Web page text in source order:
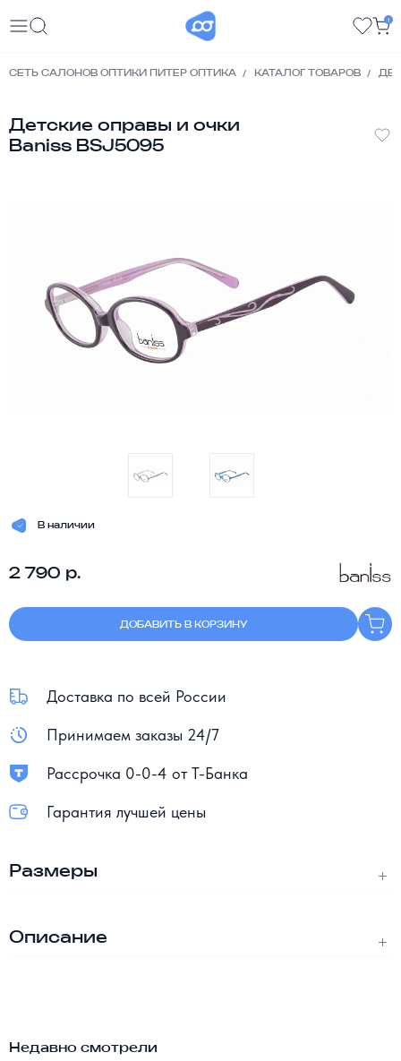
1
СЕТЬ САЛОНОВ ОПТИКИ ПИТЕР ОПТИКА КАТАЛОГ ТОВАРОВ
Детские оправы и очки
Baniss BSJ5095
В наличии
2 790 р.
ДОБАВИТЬ В КОРЗИНУ
Доставка по всей России
Принимаем заказы 24/7
Рассрочка 0-0-4 от Т-Банка
Гарантия лучшей цены
Размеры
Описание
Недавно смотрели